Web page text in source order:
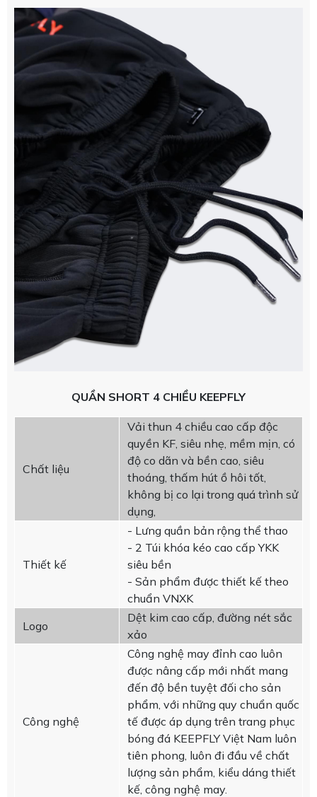
QUẦN SHORT 4 CHIỀU KEEPFLY
Chất liệu
Vải thun 4 chiều cao cấp độc
quyền KF, siêu nhẹ, mềm mịn, có
độ co dãn và bền cao, siêu
thoáng, thấm hút ồ hôi tốt,
không bị co lại trong quá trình sử
dụng,
Thiết kế
- Lưng quần bản rộng thể thao
- 2 Túi khóa kéo cao cấp YKK
siêu bền
- Sản phẩm được thiết kế theo
chuẩn VNXK
Logo
Dệt kim cao cấp, đường nét sắc
xảo
Công nghệ
Công nghệ may đỉnh cao luôn
được nâng cấp mới nhất mang
đến độ bền tuyệt đối cho sản
phẩm, với những quy chuẩn quốc
tế được áp dụng trên trang phục
bóng đá KEEPFLY Việt Nam luôn
tiên phong, luôn đi đầu về chất
lượng sản phẩm, kiểu dáng thiết
kế, công nghệ may.